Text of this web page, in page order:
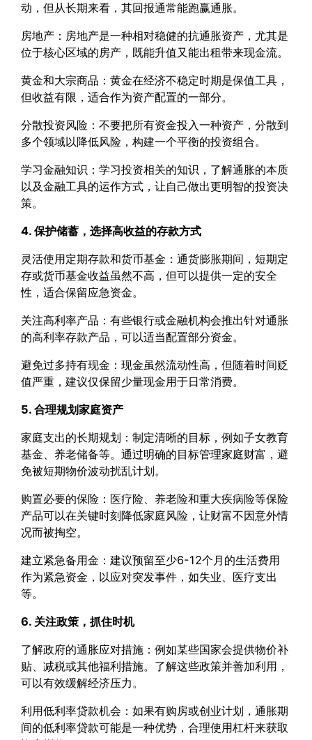
动，但从长期来看，其回报通常能跑赢通胀。
房地产：房地产是一种相对稳健的抗通胀资产，尤其是
位于核心区域的房产，既能升值又能出租带来现金流。
黄金和大宗商品：黄金在经济不稳定时期是保值工具，
但收益有限，适合作为资产配置的一部分。
分散投资风险：不要把所有资金投入一种资产，分散到
多个领域以降低风险，构建一个平衡的投资组合。
学习金融知识：学习投资相关的知识，了解通胀的本质
以及金融工具的运作方式，让自己做出更明智的投资决
策。
4. 保护储蓄，选择高收益的存款方式
灵活使用定期存款和货币基金：通货膨胀期间，短期定
存或货币基金收益虽然不高，但可以提供一定的安全
性，适合保留应急资金。
关注高利率产品：有些银行或金融机构会推出针对通胀
的高利率存款产品，可以适当配置部分资金。
避免过多持有现金：现金虽然流动性高，但随着时间贬
值严重，建议仅保留少量现金用于日常消费。
5. 合理规划家庭资产
家庭支出的长期规划：制定清晰的目标，例如子女教育
基金、养老储备等。通过明确的目标管理家庭财富，避
免被短期物价波动扰乱计划。
购置必要的保险：医疗险、养老险和重大疾病险等保险
产品可以在关键时刻降低家庭风险，让财富不因意外情
况而被掏空。
建立紧急备用金：建议预留至少6-12个月的生活费用
作为紧急资金，以应对突发事件，如失业、医疗支出
等。
6. 关注政策，抓住时机
了解政府的通胀应对措施：例如某些国家会提供物价补
贴、减税或其他福利措施。了解这些政策并善加利用，
可以有效缓解经济压力。
利用低利率贷款机会：如果有购房或创业计划，通胀期
间的低利率贷款可能是一种优势，合理使用杠杆来获取